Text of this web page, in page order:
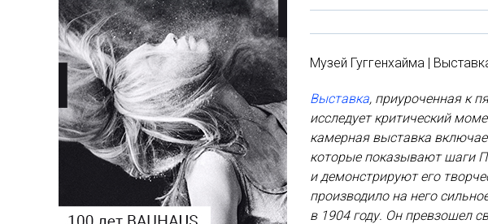
Музей Гуггенхайма |
Выставка, приуроченная к
исследует критический
камерная выставка
которые показывают шаги
и демонстрируют его
производило на него
в 1904 году. Он превзошел